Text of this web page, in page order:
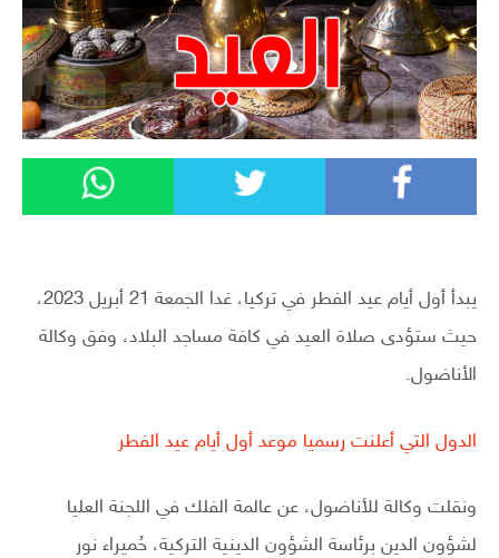
يبدأ أول أيام عيد الفطر في تركيا، غدا الجمعة 21 أبريل 2023،
حيث ستؤدى صلاة العيد في كافة مساجد البلاد، وفق وكالة
الأناضول.
الدول التي أعلنت رسميا موعد أول أيام عيد الفطر
ونقلت وكالة للأناضول، عن عالمة الفلك في اللجنة العليا
لشؤون الدين برئاسة الشؤون الدينية التركية، حُميراء نور